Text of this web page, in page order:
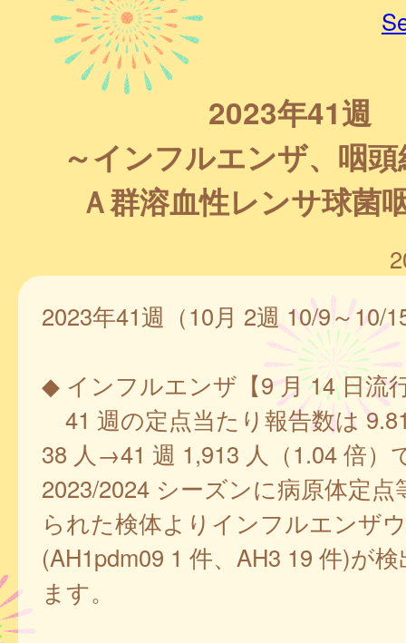
2023年41週
～インフルエンザ、咽
Ａ群溶血性レンサ球菌
2023年41週（10月 2週 10/9～10/
◆ インフルエンザ【9 月 14 日流
41 週の定点当たり報告数は
38 人→41 週 1,913 人（1.04 倍）
2023/2024 シーズンに病原体定点
られた検体よりインフルエンザ
(AH1pdm09 1 件、AH3 19 件)が
ます。